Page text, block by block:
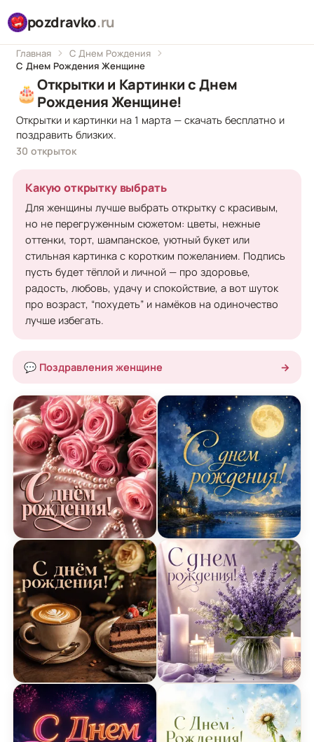
pozdravko.ru
Главная
С Днем Рождения
С Днем Рождения Женщине
🎂Открытки и Картинки с Днем
Рождения Женщине!
Открытки и картинки на 1 марта — скачать бесплатно и
поздравить близких.
30 открыток
Какую открытку выбрать
Для женщины лучше выбрать открытку с красивым,
но не перегруженным сюжетом: цветы, нежные
оттенки, торт, шампанское, уютный букет или
стильная картинка с коротким пожеланием. Подпись
пусть будет тёплой и личной — про здоровье,
радость, любовь, удачу и спокойствие, а вот шуток
про возраст, “похудеть” и намёков на одиночество
лучше избегать.
💬 Поздравления женщине →
Открытка с днем рождения с розами и жемчугом
Открытка с днем рождения с чашкой кофе и
Открытка с днем
Открытка с днем